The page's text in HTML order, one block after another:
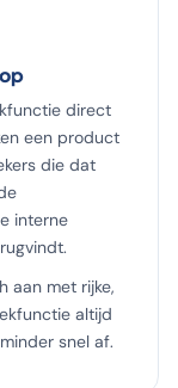
direct
een product
die dat
interne
aan met rijke,
altijd
snel af.